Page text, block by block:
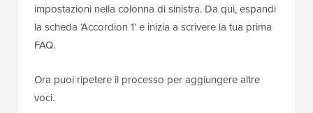
impostazioni nella colonna di sinistra. Da qui, espandi
la scheda ‘Accordion 1’ e inizia a scrivere la tua prima
FAQ.
Ora puoi ripetere il processo per aggiungere altre
voci.